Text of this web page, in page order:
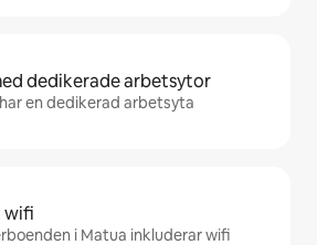
dedikerade arbetsytor
en dedikerad arbetsyta
wifi
i Matua inkluderar wifi